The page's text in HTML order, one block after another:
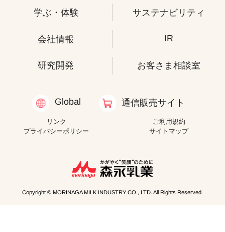
学ぶ・体験 サステナビリティ
会社情報 IR
研究開発 お客さま相談室
Global 通信販売サイト
リンク
ご利用規約
プライバシーポリシー
サイトマップ
Copyright © MORINAGA MILK INDUSTRY CO., LTD. All Rights Reserved.